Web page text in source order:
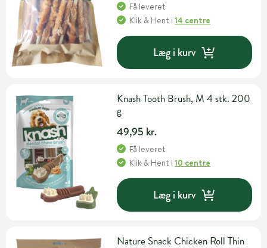
Få leveret
Klik & Hent i14 centre
Læg i kurv
Knash Tooth Brush, M 4 stk. 200
g
49,95 kr.
Få leveret
Klik & Hent i10 centre
Læg i kurv
Nature Snack Chicken Roll Thin